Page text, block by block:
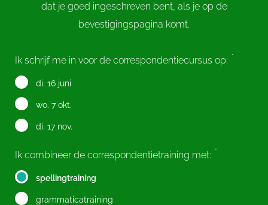
dat je goed ingeschreven bent, als je op de
bevestigingspagina komt.
Ik schrijf me in voor de correspondentiecursus op: *
di. 16 juni
wo. 7 okt.
di. 17 nov.
Ik combineer de correspondentietraining met: *
spellingtraining
grammaticatraining